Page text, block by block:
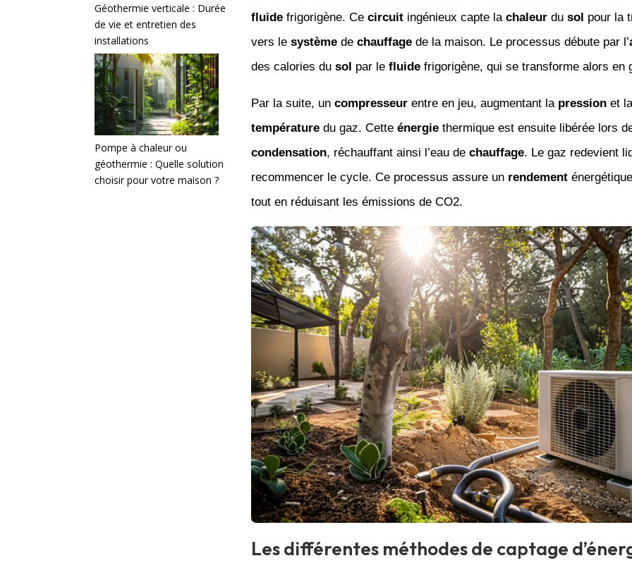
Géothermie verticale : Durée
de vie et entretien des
installations
Pompe à chaleur ou
géothermie : Quelle solution
choisir pour votre maison ?
fluidefrigorigène. Ce circuitingénieux capte la chaleurdu sol pour la
vers le systèmede chauffagede la maison. Le processus débute par l’
des calories du sol par le fluidefrigorigène, qui se transforme alors en
Par la suite, un compresseurentre en jeu, augmentant la pressionet la
températuredu gaz. Cette énergiethermique est ensuite libérée lors
condensation, réchauffant ainsi l’eau de chauffage. Le gaz redevient
recommencer le cycle. Ce processus assure un rendement
tout en réduisant les émissions de CO2.
Les différentes méthodes de captage